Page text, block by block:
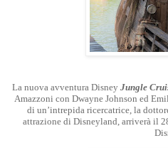
La nuova avventura Disney Jungle
Amazzoni con Dwayne Johnson ed
di un’intrepida ricercatrice, la
attrazione di Disneyland, arriverà il